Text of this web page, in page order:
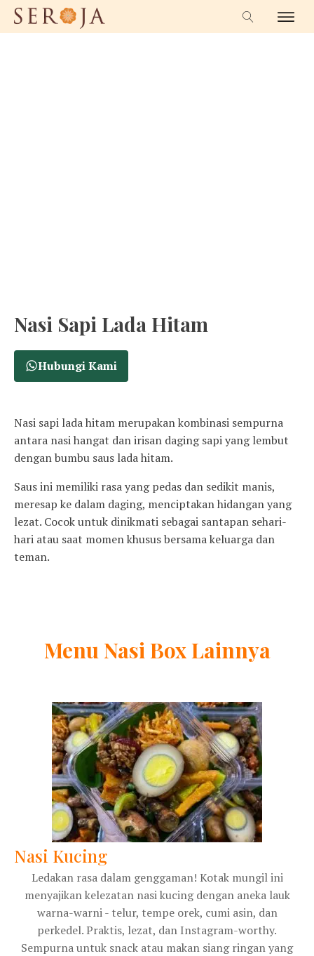
Nasi Sapi Lada Hitam
Hubungi Kami
Nasi sapi lada hitam merupakan kombinasi sempurna
antara nasi hangat dan irisan daging sapi yang lembut
dengan bumbu saus lada hitam.
Saus ini memiliki rasa yang pedas dan sedikit manis,
meresap ke dalam daging, menciptakan hidangan yang
lezat. Cocok untuk dinikmati sebagai santapan sehari-
hari atau saat momen khusus bersama keluarga dan
teman.
Menu Nasi BoxLainnya
Nasi Kucing
Ledakan rasa dalam genggaman! Kotak mungil ini
menyajikan kelezatan nasi kucing dengan aneka lauk
warna-warni - telur, tempe orek, cumi asin, dan
perkedel. Praktis, lezat, dan Instagram-worthy.
Sempurna untuk snack atau makan siang ringan yang